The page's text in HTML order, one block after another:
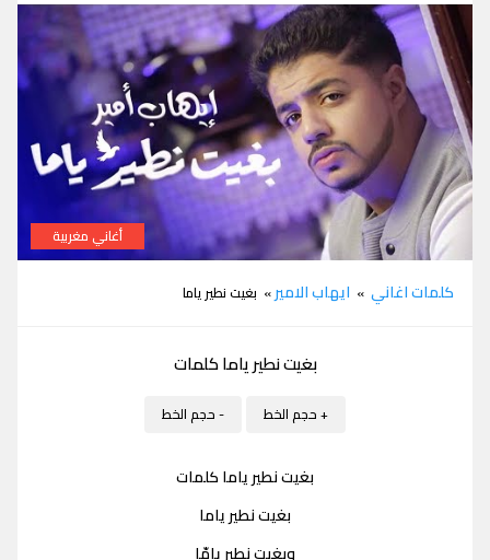
أغاني مغربية
كلمات اغاني » ايهاب الامير» بغيت نطير ياما
بغيت نطير ياما كلمات
+ حجم الخط - حجم الخط
بغيت نطير ياما كلمات
بغيت نطير ياما
وبغيت نطير يامّا